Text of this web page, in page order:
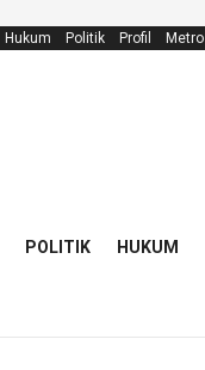
Hukum Politik Profil Metro
POLITIK HUKUM